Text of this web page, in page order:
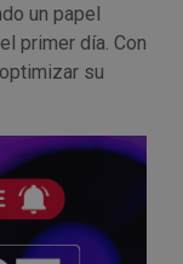
un papel
primer día. Con
su